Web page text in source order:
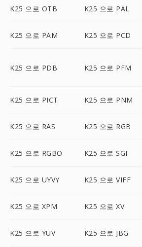
K25 으로 OTB K25 으로 PAL
K25 으로 PAM K25 으로 PCD
K25 으로 PDB K25 으로 PFM
K25 으로 PICT K25 으로 PNM
K25 으로 RAS K25 으로 RGB
K25 으로 RGBO K25 으로 SGI
K25 으로 UYVY K25 으로 VIFF
K25 으로 XPM K25 으로 XV
K25 으로 YUV K25 으로 JBG